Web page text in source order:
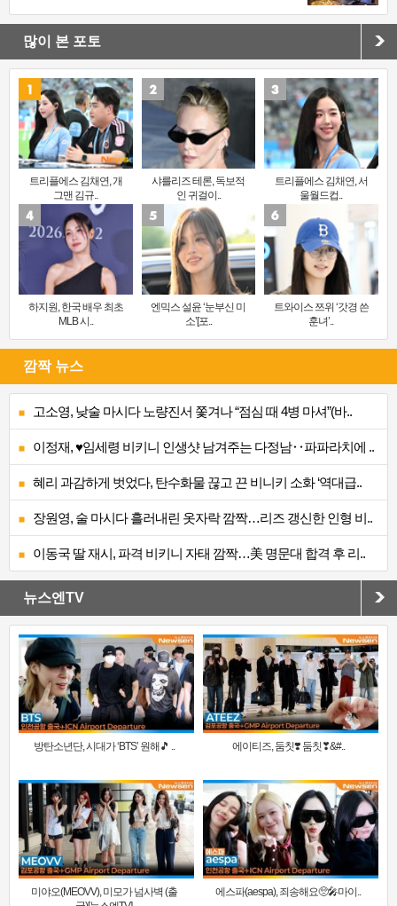
많이 본 포토
트리플에스 김채연, 개
그맨 김규..
샤를리즈 테론, 독보적
인 귀걸이..
트리플에스 김채연, 서
울월드컵..
하지원, 한국 배우 최초
MLB 시..
엔믹스 설윤 ‘눈부신 미
소’[포..
트와이스 쯔위 ‘갓경 쓴
훈녀’..
깜짝 뉴스
고소영, 낮술 마시다 노량진서 쫓겨나 “점심 때 4병 마셔”(바..
이정재, ♥임세령 비키니 인생샷 남겨주는 다정남‥파파라치에 ..
혜리 과감하게 벗었다, 탄수화물 끊고 끈 비니키 소화 ‘역대급..
장원영, 술 마시다 흘러내린 옷자락 깜짝…리즈 갱신한 인형 비..
이동국 딸 재시, 파격 비키니 자태 깜짝…美 명문대 합격 후 리..
뉴스엔TV
방탄소년단, 시대가 ‘BTS’ 원해🎵 .. 에이티즈, 둠칫❣️ 둠칫❣&#..
미야오(MEOVV), 미모가 넘사벽 (출
에스파(aespa), 죄송해요🥺🎤마이..